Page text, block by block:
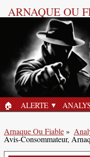
ARNAQUE OU
ACCUEIL
🏠︎ ALERTE
Arnaque Ou Fiable»
Avis-Consommateur,